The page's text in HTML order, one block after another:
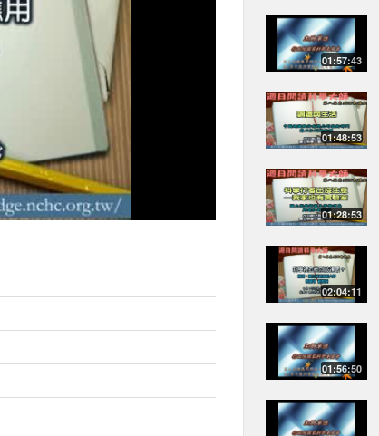
01:57:43
01:48:53
01:28:53
02:04:11
01:56:50